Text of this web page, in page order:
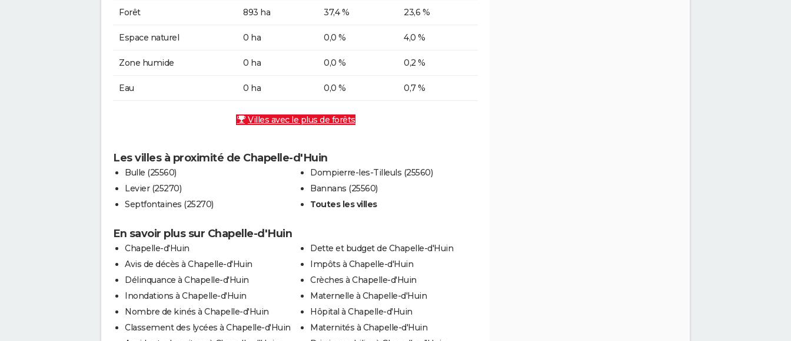
Forêt 893 ha 37,4 % 23,6 %
Espace naturel 0 ha 0,0 % 4,0 %
Zone humide 0 ha 0,0 % 0,2 %
Eau 0 ha 0,0 % 0,7 %
Villes avec le plus de forêts
Les villes à proximité de Chapelle-d'Huin
Bulle (25560)
Levier (25270)
Septfontaines (25270)
Dompierre-les-Tilleuls (25560)
Bannans (25560)
Toutes les villes
En savoir plus sur Chapelle-d'Huin
Chapelle-d'Huin
Avis de décès à Chapelle-d'Huin
Délinquance à Chapelle-d'Huin
Inondations à Chapelle-d'Huin
Nombre de kinés à Chapelle-d'Huin
Classement des lycées à Chapelle-d'Huin
Dette et budget de Chapelle-d'Huin
Impôts à Chapelle-d'Huin
Crèches à Chapelle-d'Huin
Maternelle à Chapelle-d'Huin
Hôpital à Chapelle-d'Huin
Maternités à Chapelle-d'Huin